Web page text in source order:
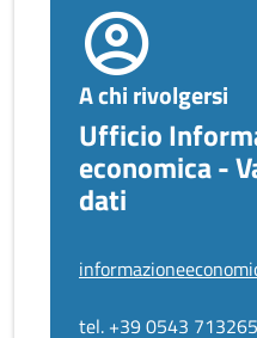
A chi rivolgersi
Ufficio
economica -
dati
tel. +39 0543 713265